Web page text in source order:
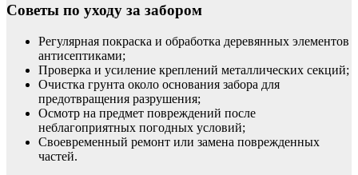
Советы по уходу за забором
Регулярная покраска и обработка деревянных элементов
антисептиками;
Проверка и усиление креплений металлических секций;
Очистка грунта около основания забора для
предотвращения разрушения;
Осмотр на предмет повреждений после
неблагоприятных погодных условий;
Своевременный ремонт или замена поврежденных
частей.